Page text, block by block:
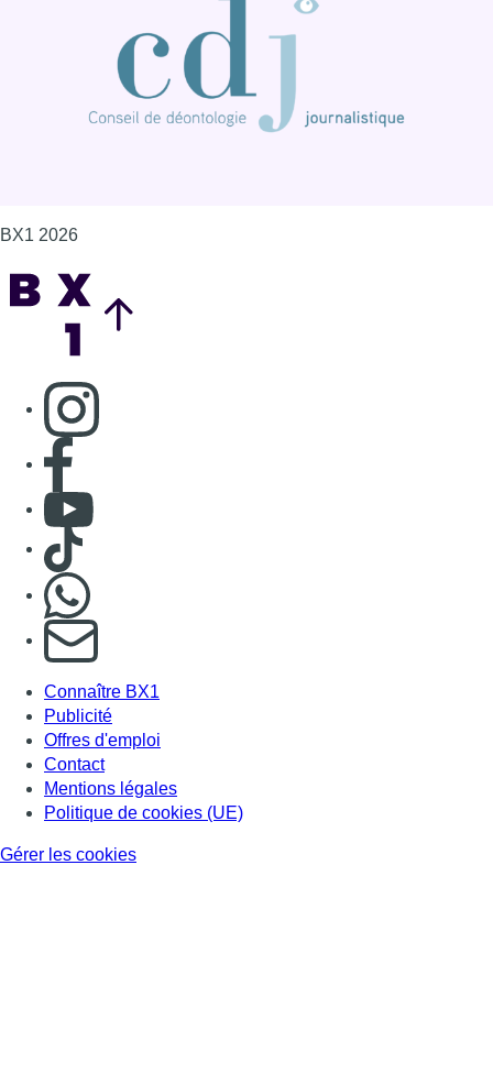
BX1 2026
Consulter page Instagram
Consulter page Facebook
Consulter Youtube
Consulter TikTok
S'abonner à notre newsletter
Connaître BX1
Publicité
Offres d'emploi
Contact
Mentions légales
Politique de cookies (UE)
Gérer les cookies